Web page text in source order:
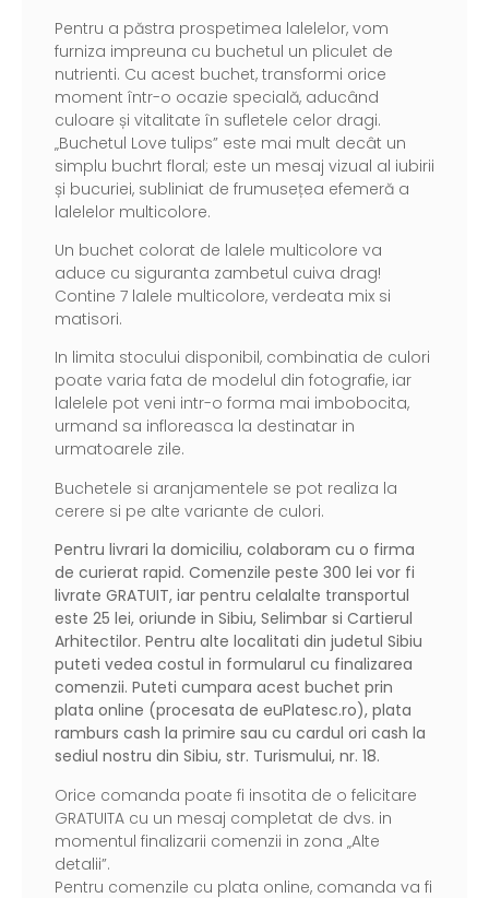
Pentru a păstra prospetimea lalelelor, vom
furniza impreuna cu buchetul un pliculet de
nutrienti. Cu acest buchet, transformi orice
moment într-o ocazie specială, aducând
culoare și vitalitate în sufletele celor dragi.
„Buchetul Love tulips” este mai mult decât un
simplu buchrt floral; este un mesaj vizual al iubirii
și bucuriei, subliniat de frumusețea efemeră a
lalelelor multicolore.
Un buchet colorat de lalele multicolore va
aduce cu siguranta zambetul cuiva drag!
Contine 7 lalele multicolore, verdeata mix si
matisori.
In limita stocului disponibil, combinatia de culori
poate varia fata de modelul din fotografie, iar
lalelele pot veni intr-o forma mai imbobocita,
urmand sa infloreasca la destinatar in
urmatoarele zile.
Buchetele si aranjamentele se pot realiza la
cerere si pe alte variante de culori.
Pentru livrari la domiciliu, colaboram cu o firma
de curierat rapid. Comenzile peste 300 lei vor fi
livrate GRATUIT, iar pentru celalalte transportul
este 25 lei, oriunde in Sibiu, Selimbar si Cartierul
Arhitectilor. Pentru alte localitati din judetul Sibiu
puteti vedea costul in formularul cu finalizarea
comenzii. Puteti cumpara acest buchet prin
plata online (procesata de euPlatesc.ro), plata
ramburs cash la primire sau cu cardul ori cash la
sediul nostru din Sibiu, str. Turismului, nr. 18.
Orice comanda poate fi insotita de o felicitare
GRATUITA cu un mesaj completat de dvs. in
momentul finalizarii comenzii in zona „Alte
detalii”.
Pentru comenzile cu plata online, comanda va fi